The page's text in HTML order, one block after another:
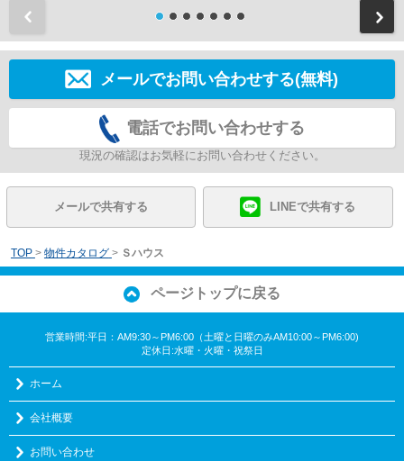
メールでお問い合わせする(無料)
電話でお問い合わせする
現況の確認はお気軽にお問い合わせください。
メールで共有する LINEで共有する
TOP > 物件カタログ > Ｓハウス
ページトップに戻る
営業時間:平日：AM9:30～PM6:00（土曜と日曜のみAM10:00～PM6:00)
定休日:水曜・火曜・祝祭日
ホーム
会社概要
お問い合わせ